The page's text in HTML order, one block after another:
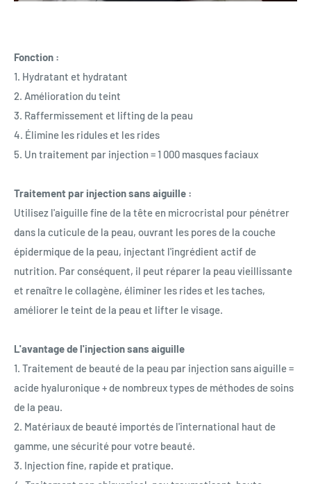
Fonction :
1. Hydratant et hydratant
2. Amélioration du teint
3. Raffermissement et lifting de la peau
4. Élimine les ridules et les rides
5. Un traitement par injection = 1 000 masques faciaux
Traitement par injection sans aiguille :
Utilisez l'aiguille fine de la tête en microcristal pour pénétrer
dans la cuticule de la peau, ouvrant les pores de la couche
épidermique de la peau, injectant l'ingrédient actif de
nutrition. Par conséquent, il peut réparer la peau vieillissante
et renaître le collagène, éliminer les rides et les taches,
améliorer le teint de la peau et lifter le visage.
L'avantage de l'injection sans aiguille
1. Traitement de beauté de la peau par injection sans aiguille =
acide hyaluronique + de nombreux types de méthodes de soins
de la peau.
2. Matériaux de beauté importés de l'international haut de
gamme, une sécurité pour votre beauté.
3. Injection fine, rapide et pratique.